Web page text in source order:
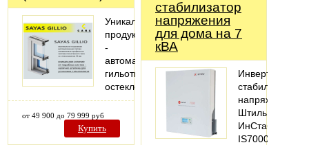
Уникальный
продукт
-
автоматическое
гильотинное
остекление
от 49 900 до 79 999 руб
Купить
стабилизатор
напряжения
для дома на 7
кВА
Инвертоный
стабилизатор
напряжения
Штиль
ИнСтаб
IS7000